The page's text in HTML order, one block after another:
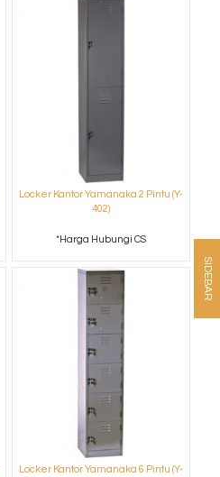
Locker Kantor Yamanaka 2 Pintu (Y-
402)
*Harga Hubungi CS
Locker Kantor Yamanaka 6 Pintu (Y-
SIDEBAR